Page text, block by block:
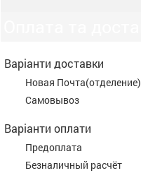
Варіанти доставки
Новая Почта(отделение)
Самовывоз
Варіанти оплати
Предоплата
Безналичный расчёт